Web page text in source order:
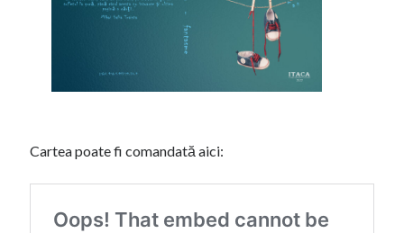
O „călătorii” la Londra
Cartea poate fi comandată aici: